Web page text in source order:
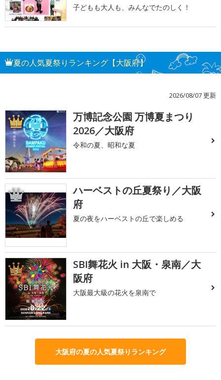
子どもも大人も、みんなでたのしく！
夏の人気夏祭りランキング【大阪府】
2026/08/07 更新
1
万博記念公園 万博夏まつり
2026／大阪府
令和の夏、昭和な夏
2
ハーベストの丘夏祭り／大阪
府
夏の夜をハーベストの丘で楽しめる
3
SBI舞花火 in 大阪・泉南／大
阪府
大阪最大級の花火を泉南で
大阪府の夏の人気夏祭りランキング